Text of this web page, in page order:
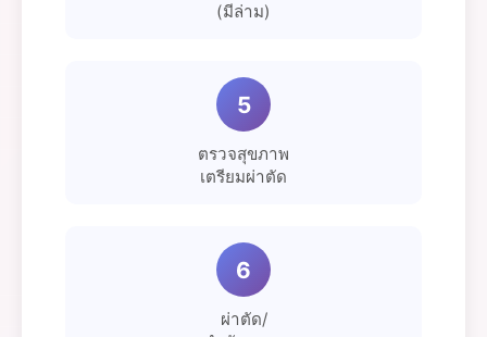
(มีล่าม)
5
ตรวจสุขภาพ
เตรียมผ่าตัด
6
ผ่าตัด/